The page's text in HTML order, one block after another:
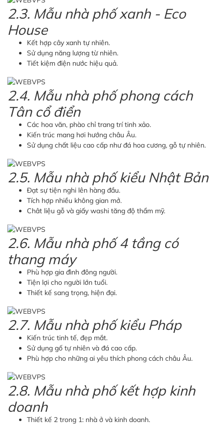
2.3. Mẫu nhà phố xanh - Eco
House
Kết hợp cây xanh tự nhiên.
Sử dụng năng lượng từ nhiên.
Tiết kiệm điện nước hiệu quả.
2.4. Mẫu nhà phố phong cách
Tân cổ điển
Các hoa văn, phào chỉ trang trí tinh xảo.
Kiến trúc mang hơi hướng châu Âu.
Sử dụng chất liệu cao cấp như đá hoa cương, gỗ tự nhiên.
2.5. Mẫu nhà phố kiểu Nhật Bản
Đạt sự tiện nghi lên hàng đầu.
Tích hợp nhiều không gian mở.
Chât liệu gỗ và giấy washi tăng độ thẩm mỹ.
2.6. Mẫu nhà phố 4 tầng có
thang máy
Phù hợp gia đình đông người.
Tiện lợi cho người lớn tuổi.
Thiết kế sang trọng, hiện đại.
2.7. Mẫu nhà phố kiểu Pháp
Kiến trúc tinh tế, đẹp mắt.
Sử dụng gố tự nhiên và đá cao cấp.
Phù hợp cho những ai yêu thích phong cách châu Âu.
2.8. Mẫu nhà phố kết hợp kinh
doanh
Thiết kế 2 trong 1: nhà ở và kinh doanh.